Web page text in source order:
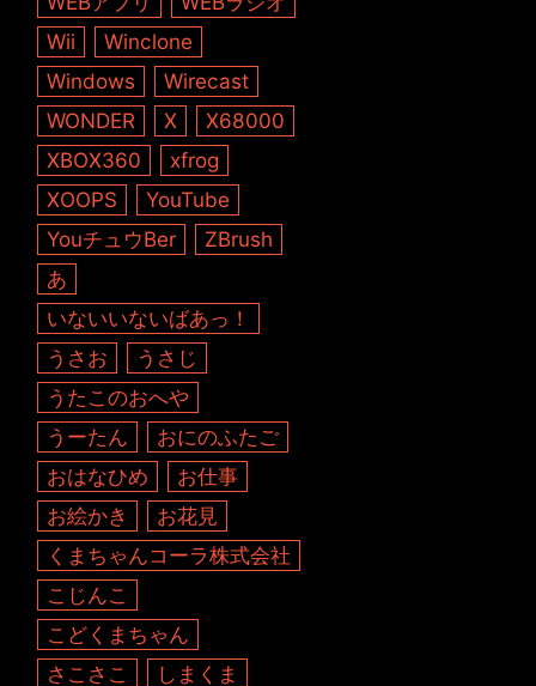
Wii
Winclone
Windows
Wirecast
WONDER
X
X68000
XBOX360
xfrog
XOOPS
YouTube
YouチュウBer
ZBrush
あ
いないいないばあっ！
うさお
うさじ
うたこのおへや
うーたん
おにのふたご
おはなひめ
お仕事
お絵かき
お花見
くまちゃんコーラ株式会社
こじんこ
こどくまちゃん
さこさこ
しまくま